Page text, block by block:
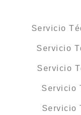
Servicio
Servicio
Servicio
Servicio
Servicio